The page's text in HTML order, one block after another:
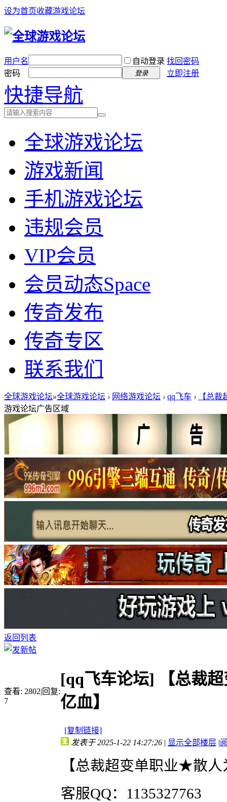
设为首页收藏游戏论坛
用户名 自动登录 找回密码
密码
登录 立即注册
快捷导航
全球游戏论坛
游戏新闻
手机游戏论坛
违规会员
VIP会员
会员动态Space
传奇发布
传奇专区
联系我们
全球游戏论坛»全球游戏论坛 › 网络游戏论坛 › qq飞车 ›
【总
游戏论坛广告区域
返回列表
查看: 2802|回复:
7
[qq飞车论坛]
【总裁
亿血】
[复制链接]
发表于 2025-1-22 14:27:26 | 显示全部楼层 |
【总裁超变单职业★散人
客服QQ：1135327763